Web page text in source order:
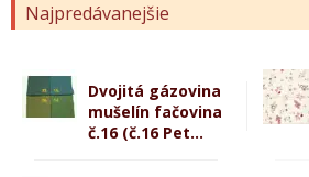
Najpredávanejšie
Dvojitá gázovina
mušelín fačovina
č.16 (č.16 Pet...